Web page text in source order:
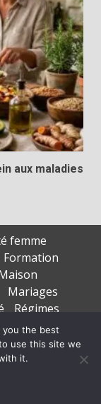
aux maladies
femme
Formation
Mariages
Régimes
you the best
use this site we
it.